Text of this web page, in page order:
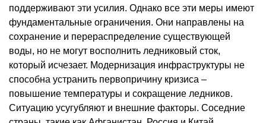
поддерживают эти усилия. Однако все эти меры имеют
фундаментальные ограничения. Они направлены на
сохранение и перераспределение существующей
воды, но не могут восполнить ледниковый сток,
который исчезает. Модернизация инфраструктуры не
способна устранить первопричину кризиса –
повышение температуры и сокращение ледников.
Ситуацию усугубляют и внешние факторы. Соседние